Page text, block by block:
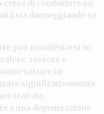
di combattere un
sta danneggiando se
può manifestarsi in
rossore e
variare in
significativamente
trattata,
a una degenerazione